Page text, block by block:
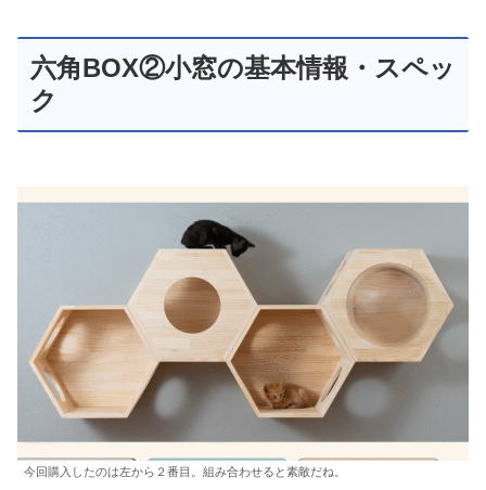
六角BOX②小窓の基本情報・スペッ
ク
今回購入したのは左から２番目。組み合わせると素敵だね。